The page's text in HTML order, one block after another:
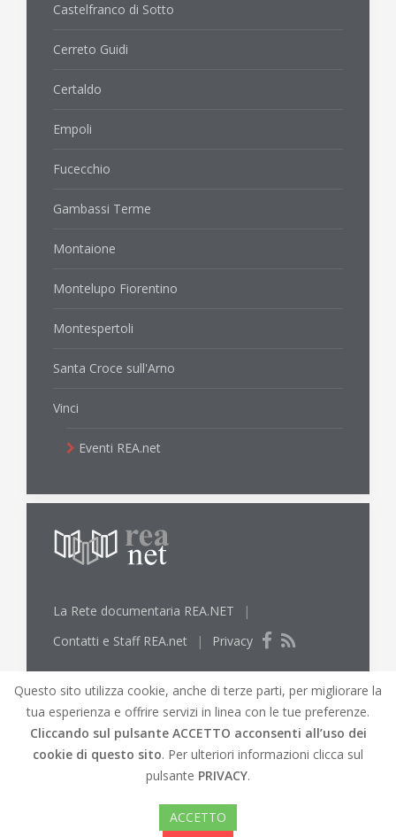
Castelfranco di Sotto
Cerreto Guidi
Certaldo
Empoli
Fucecchio
Gambassi Terme
Montaione
Montelupo Fiorentino
Montespertoli
Santa Croce sull'Arno
Vinci
Eventi REA.net
La Rete documentaria REA.NET
|
Contatti e Staff REA.net
| Privacy
© REA.net 2019 |REA.netBiblioteche lungo l'Elsa
Mappa del Sito|Credits
accessibile del sito
Questo sito utilizza cookie, anche di terze parti, per migliorare la
tua esperienza e offrire servizi in linea con le tue preferenze.
Cliccando sul pulsante ACCETTO acconsenti all’uso dei
cookie di questo sito. Per ulteriori informazioni clicca sul
pulsante PRIVACY.
ACCETTO